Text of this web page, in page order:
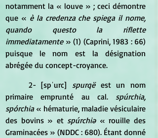
notamment la « louve » ; ceci démontre
que « è la credenza che spiega il nome,
quando questo la riflette
immediatamente » (1) (Caprini, 1983 : 66)
puisque le nom est la désignation
abrégée du concept-croyance.
	2- [spˈurc]
spurqë est un nom
primaire emprunté au cal. spúrchia,
spórchia « hématurie, maladie vésiculaire
des bovins » et spúrchiə « rouille des
Graminacées » (NDDC : 680). Étant donné